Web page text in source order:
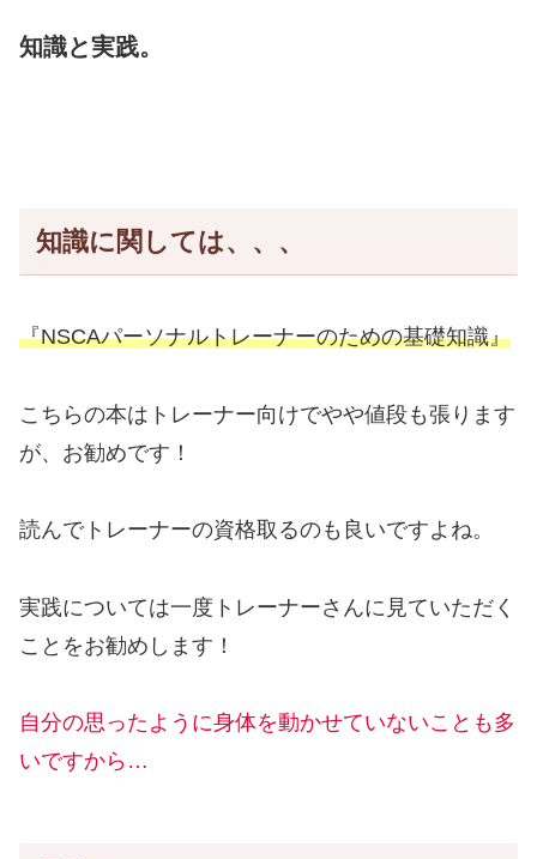
知識と実践。
知識に関しては、、、
『NSCAパーソナルトレーナーのための基礎知識』
こちらの本はトレーナー向けでやや値段も張ります
が、お勧めです！
読んでトレーナーの資格取るのも良いですよね。
実践については一度トレーナーさんに見ていただく
ことをお勧めします！
自分の思ったように身体を動かせていないことも多
いですから…